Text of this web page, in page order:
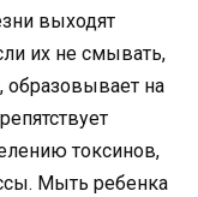
выходят
их не смывать,
образовывает на
токсинов,
Мыть ребенка